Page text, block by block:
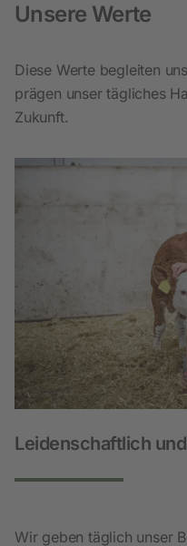
Unsere Werte
Diese Werte begleiten
prägen unser tägliches
Zukunft.
Leidenschaftlich
Wir geben täglich unser